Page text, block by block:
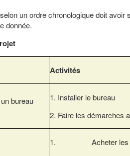
un ordre chronologique doit
donnée.
Activités
bureau
1. Installer le bureau
2. Faire les démarches
1. Acheter les